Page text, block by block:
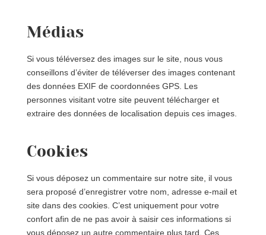
Médias
Si vous téléversez des images sur le site, nous vous
conseillons d’éviter de téléverser des images contenant
des données EXIF de coordonnées GPS. Les
personnes visitant votre site peuvent télécharger et
extraire des données de localisation depuis ces images.
Cookies
Si vous déposez un commentaire sur notre site, il vous
sera proposé d’enregistrer votre nom, adresse e-mail et
site dans des cookies. C’est uniquement pour votre
confort afin de ne pas avoir à saisir ces informations si
vous déposez un autre commentaire plus tard. Ces